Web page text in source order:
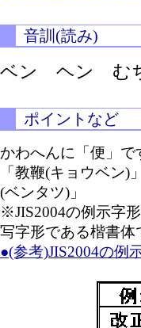
音訓(読み)
ベン ヘン む
ポイントなど
かわへんに「便」で
「教鞭(キョウベン)
(ベンタツ)」
※JIS2004の例示字
写字形である楷書体
●(参考)JIS2004の例